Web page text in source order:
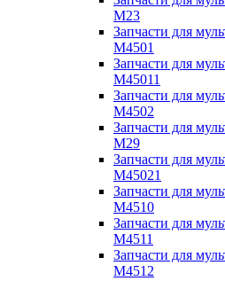
M23
Запчасти для
M4501
Запчасти для
M45011
Запчасти для
M4502
Запчасти для
M29
Запчасти для
M45021
Запчасти для
M4510
Запчасти для
M4511
Запчасти для
M4512